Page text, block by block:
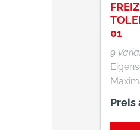
01
9
Gute
Preis